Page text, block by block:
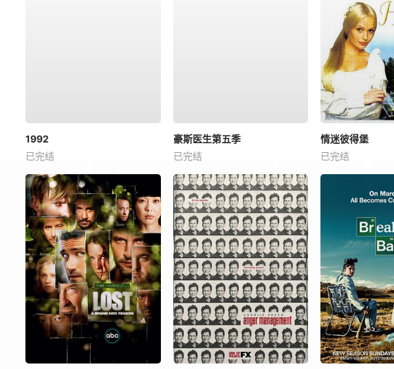
1992
已完结
豪斯医生第五季
已完结
情迷彼得堡
已完结